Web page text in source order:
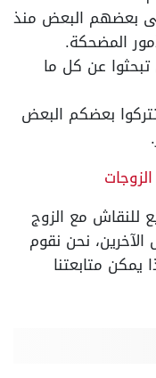
بعضهم البعض منذ
المضحكة.
عن كل ما
بعضكم البعض
للنقاش مع الزوج
نحن نقوم
يمكن متابعتنا